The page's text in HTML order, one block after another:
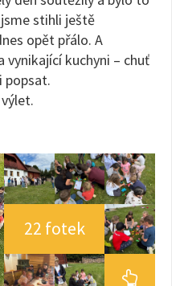
stihli ještě
opět přálo. A
vynikající kuchyni – chuť
popsat.
22 fotek